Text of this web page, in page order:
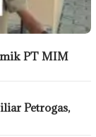
PT MIM
Petrogas,